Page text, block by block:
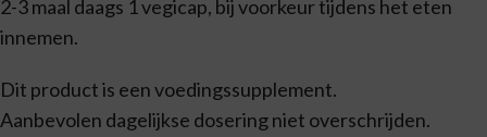
2-3 maal daags 1 vegicap, bij voorkeur tijdens het eten
innemen.
Dit product is een voedingssupplement.
Aanbevolen dagelijkse dosering niet overschrijden.